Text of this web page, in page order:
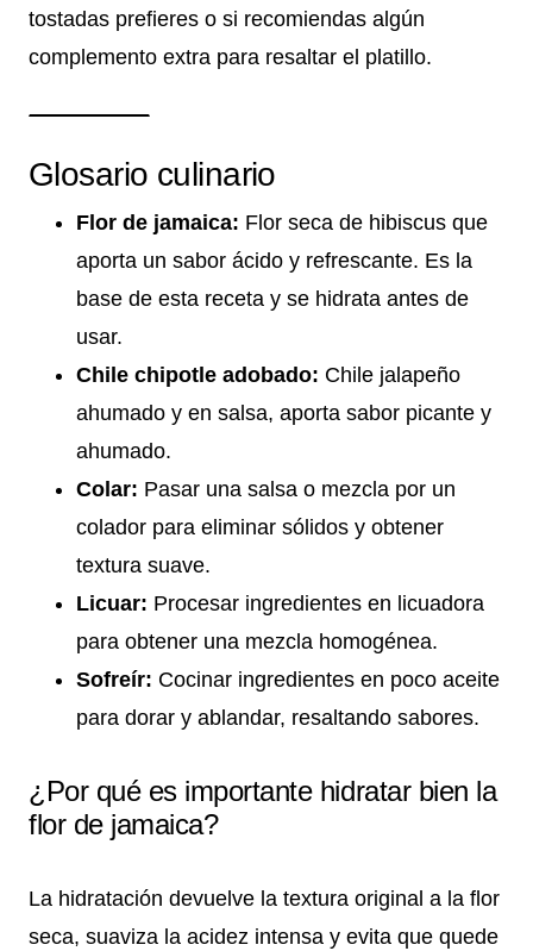
tostadas prefieres o si recomiendas algún
complemento extra para resaltar el platillo.
Glosario culinario
Flor de jamaica: Flor seca de hibiscus que
aporta un sabor ácido y refrescante. Es la
base de esta receta y se hidrata antes de
usar.
Chile chipotle adobado: Chile jalapeño
ahumado y en salsa, aporta sabor picante y
ahumado.
Colar: Pasar una salsa o mezcla por un
colador para eliminar sólidos y obtener
textura suave.
Licuar: Procesar ingredientes en licuadora
para obtener una mezcla homogénea.
Sofreír: Cocinar ingredientes en poco aceite
para dorar y ablandar, resaltando sabores.
¿Por qué es importante hidratar bien la
flor de jamaica?
La hidratación devuelve la textura original a la flor
seca, suaviza la acidez intensa y evita que quede